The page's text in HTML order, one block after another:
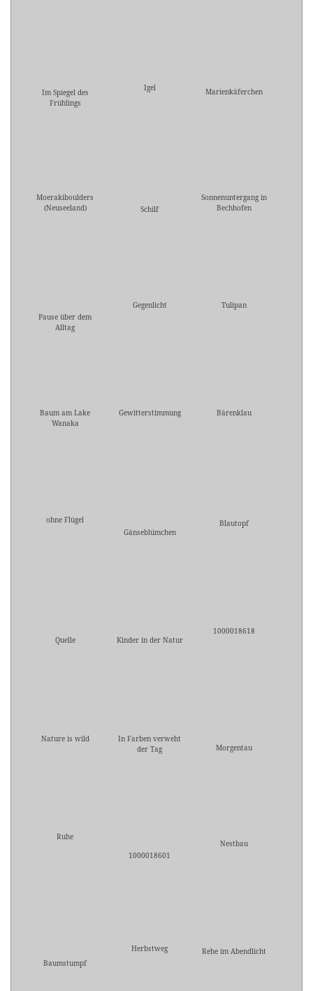
Im Spiegel des
Frühlings
Igel Marienkäferchen
Moerakiboulders
(Neuseeland)
Schilf
Sonnenuntergang in
Bechhofen
Pause über dem
Alltag
Gegenlicht Tulipan
Baum am Lake
Wanaka
Gewitterstimmung Bärenklau
ohne Flügel
Gänseblümchen
Blautopf
Quelle Kinder in der Natur
1000018618
Nature is wild
In Farben verweht
der Tag
Morgentau
Ruhe
1000018601
Nestbau
Baumstumpf
Herbstweg Rehe im Abendlicht